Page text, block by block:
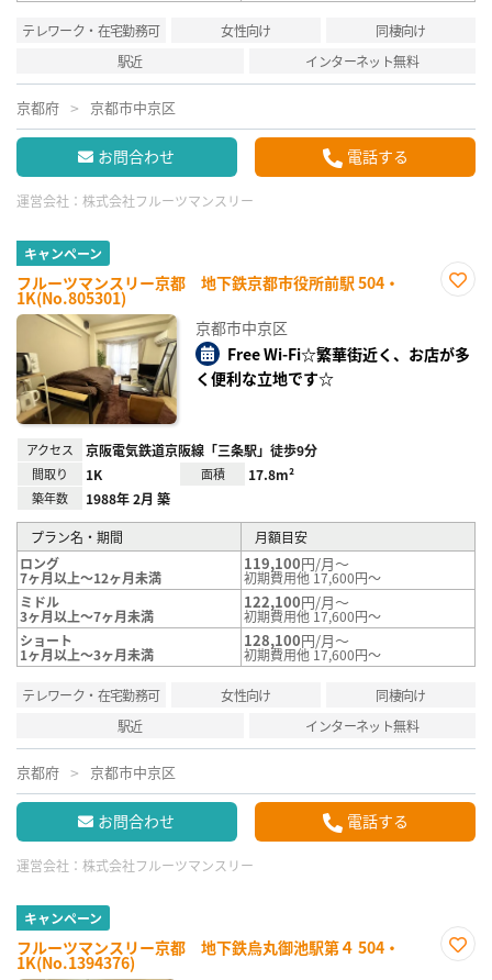
テレワーク・在宅勤務可 女性向け
同棲向け
駅近
インターネット無料
京都府 京都市中京区
お問合わせ 電話する
運営会社： 株式会社フルーツマンスリー
キャンペーン
フルーツマンスリー京都 地下鉄京都市役所前駅 504・
1K(No.805301)
録
京都市中京区
Free Wi-Fi☆繁華街近く、お店が多
く便利な立地です☆
アクセス 京阪電気鉄道京阪線「三条駅」徒歩9分
間取り 1K 面積 17.8m²
築年数 1988年 2月 築
プラン名・期間
月額目安
ロング
7ヶ月以上～12ヶ月未満
119,100円/月～
初期費用他 17,600円～
ミドル
3ヶ月以上～7ヶ月未満
122,100円/月～
初期費用他 17,600円～
ショート
1ヶ月以上～3ヶ月未満
128,100円/月～
初期費用他 17,600円～
テレワーク・在宅勤務可 女性向け
同棲向け
駅近
インターネット無料
京都府 京都市中京区
お問合わせ 電話する
運営会社： 株式会社フルーツマンスリー
キャンペーン
フルーツマンスリー京都 地下鉄烏丸御池駅第４ 504・
1K(No.1394376)